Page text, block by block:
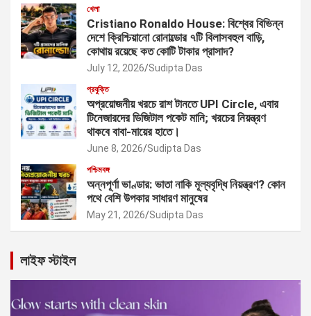
খেলা
Cristiano Ronaldo House: বিশ্বের বিভিন্ন
দেশে ক্রিশ্চিয়ানো রোনাল্ডোর ৭টি বিলাসবহুল বাড়ি,
কোথায় রয়েছে কত কোটি টাকার প্রাসাদ?
July 12, 2026 Sudipta Das
প্রযুক্তি
অপ্রয়োজনীয় খরচে রাশ টানতে UPI Circle, এবার
টিনেজারদের ডিজিটাল পকেট মানি; খরচের নিয়ন্ত্রণ
থাকবে বাবা-মায়ের হাতে।
June 8, 2026 Sudipta Das
পশ্চিমবঙ্গ
অন্নপূর্ণা ভাণ্ডার: ভাতা নাকি মূল্যবৃদ্ধি নিয়ন্ত্রণ? কোন
পথে বেশি উপকার সাধারণ মানুষের
May 21, 2026 Sudipta Das
লাইফ স্টাইল